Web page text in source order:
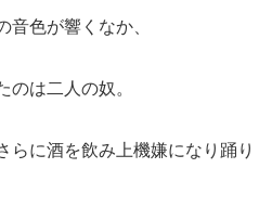
音色が響くなか、
のは二人の奴。
らに酒を飲み上機嫌になり踊り